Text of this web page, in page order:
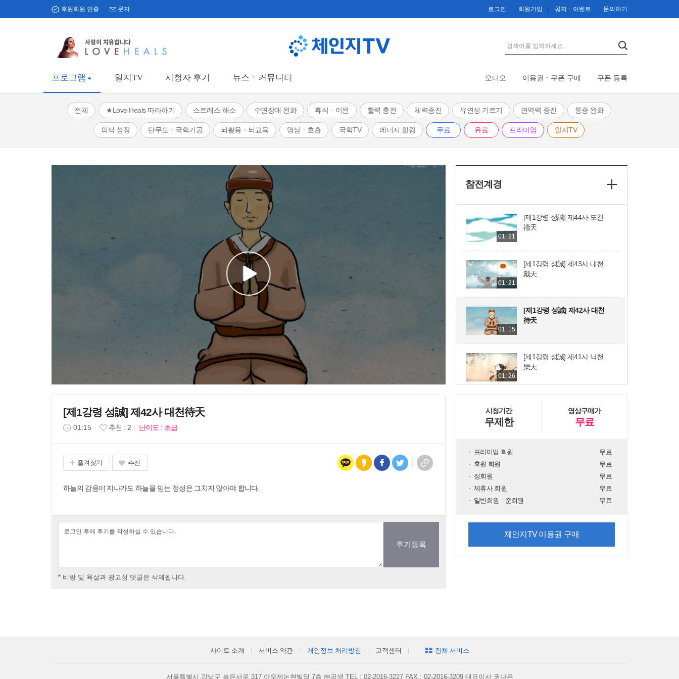
후원회원 인증 문자 로그인 회원가입 공지ㆍ이벤트 문의하기
프로그램 일지TV 시청자 후기 뉴스ㆍ커뮤니티 오디오 이용권ㆍ쿠폰 구매 쿠폰 등록
전체 ★Love Heals 따라하기 스트레스 해소 수면장애 완화 휴식ㆍ이완 활력 충전 체력증진 유연성 기르기 면역력 증진 통증 완화
의식 성장 단무도ㆍ국학기공 뇌활용ㆍ뇌교육 명상ㆍ호흡 국학TV 에너지 힐링 무료 유료 프리미엄 일지TV
[제1강령 성誠] 제42사 대천待天
01:15 추천 : 2 난이도 : 초급
즐겨찾기 추천
하늘의 감응이 지나가도 하늘을 믿는 정성은 그치지 않아야 합니다.
* 비방 및 욕설과 광고성 댓글은 삭제됩니다.
참전계경
01: 19
[제1강령 성誠] 제47사 대효
[제1강령 성誠] 제46사 강천
講天
01: 28
01: 21
[제1강령 성誠] 제44사 도천
禱天
01: 21
[제1강령 성誠] 제43사 대천
戴天
01: 15
[제1강령 성誠] 제42사 대천
待天
01: 26
[제1강령 성誠] 제41사 낙천
樂天
01: 22
[제1강령 성誠] 제40사 청천
01: 23
[제1강령 성誠] 제39사 응천
[제1강령 성誠] 제38사 순천
시청기간
무제한
영상구매가
무료
프리미엄 회원
무료
후원 회원
무료
정회원
무료
제휴사 회원
무료
일반회원ㆍ준회원
무료
체인지TV 이용권 구매
사이트 소개 서비스 약관 개인정보 처리방침 고객센터 전체 서비스
서울특별시 강남구 봉은사로 317 아모제논현빌딩 7층 ㈜공생 TEL : 02-2016-3227 FAX : 02-2016-3209 대표이사 권나은